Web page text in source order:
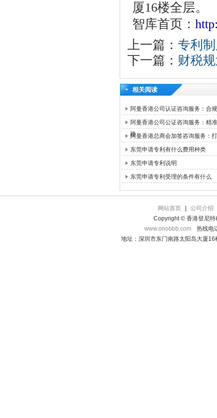
厦16楼全层。
智库首页：
上一篇： 专利
下一篇： 财税
相关阅读
阿曼香港公司认证咨询服务：合
阿曼香港公司公证咨询服务：精
路
阿曼香港总商会加签咨询服务：
东莞申请专利有什么费用种类
东莞申请专利说明
东莞申请专利受理的条件有什么
网站首页
公司介绍
Copyright © 香港登尼特
www.onobbb.com
热线电
地址：深圳市东门南路太阳岛大厦